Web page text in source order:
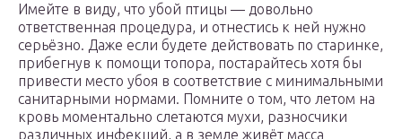
Имейте в виду, что убой птицы — довольно
ответственная процедура, и отнестись к ней нужно
серьёзно. Даже если будете действовать по старинке,
прибегнув к помощи топора, постарайтесь хотя бы
привести место убоя в соответствие с минимальными
санитарными нормами. Помните о том, что летом на
кровь моментально слетаются мухи, разносчики
различных инфекций, а в земле живёт масса